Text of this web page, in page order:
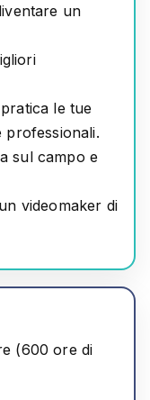
un
le tue
sul campo e
videomaker di
(600 ore di